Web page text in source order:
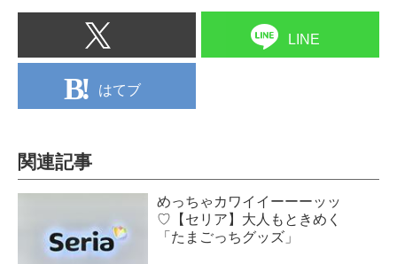
LINE
はてブ
関連記事
めっちゃカワイイーーーッッ
♡【セリア】大人もときめく
「たまごっちグッズ」